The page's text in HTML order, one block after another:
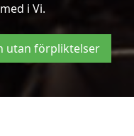
i Vi.
utan förpliktelser